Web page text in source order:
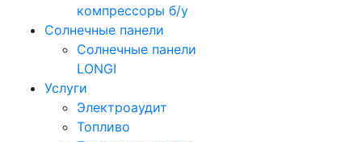
компрессоры б/у
Солнечные панели
Солнечные панели
LONGI
Услуги
Электроаудит
Топливо